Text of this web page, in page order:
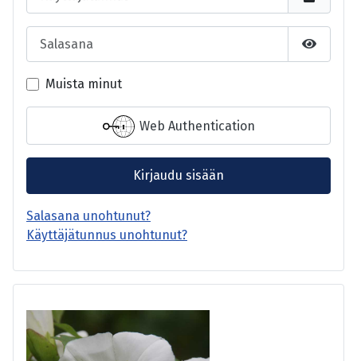
Salasana
Näytä
Muista minut
Web Authentication
Kirjaudu sisään
Salasana unohtunut?
Käyttäjätunnus unohtunut?